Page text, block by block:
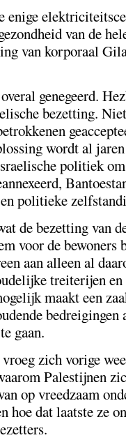
enige
van de
van korporaal
genegeerd.
bezetting.
wordt al
politiek
politieke
de bezetting van
voor de bewoners
aan alleen al
treiterijen en
maakt een
bedreigingen
gaan.
zich vorige
Palestijnen
op vreedzaam
hoe dat laatste ze